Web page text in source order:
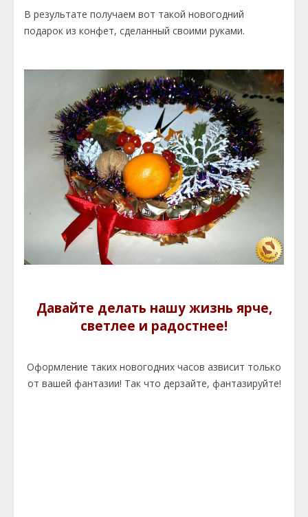
В результате получаем вот такой новогодний
подарок из конфет, сделанный своими руками.
Давайте делать нашу жизнь ярче,
светлее и радостнее!
Оформление таких новогодних часов азвисит только
от вашей фантазии! Так что дерзайте, фантазируйте!